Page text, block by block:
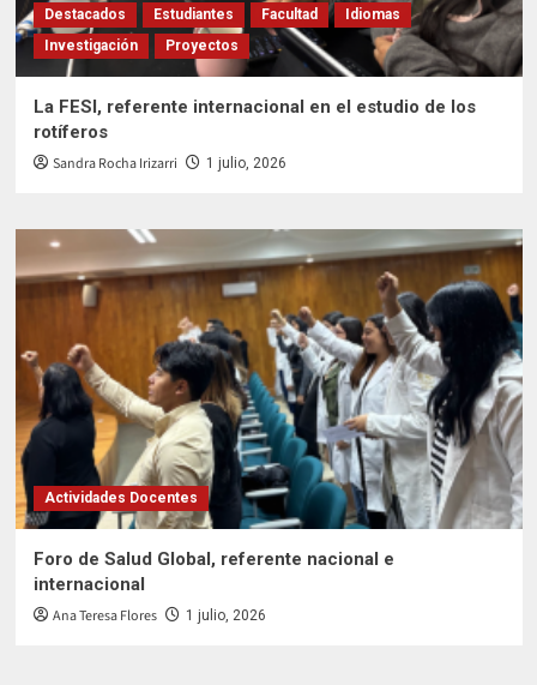
Destacados Estudiantes Facultad
Idiomas
Investigación
Proyectos
La FESI, referente internacional en el estudio de los
rotíferos
Sandra Rocha Irizarri 1 julio, 2026
Actividades Docentes
Foro de Salud Global, referente nacional e
internacional
Ana Teresa Flores 1 julio, 2026